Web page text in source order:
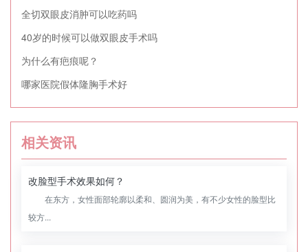
全切双眼皮消肿可以吃药吗
40岁的时候可以做双眼皮手术吗
为什么有疤痕呢？
哪家医院假体隆胸手术好
相关资讯
改脸型手术效果如何？
在东方，女性面部轮廓以柔和、圆润为美，有不少女性的脸型比
较方...